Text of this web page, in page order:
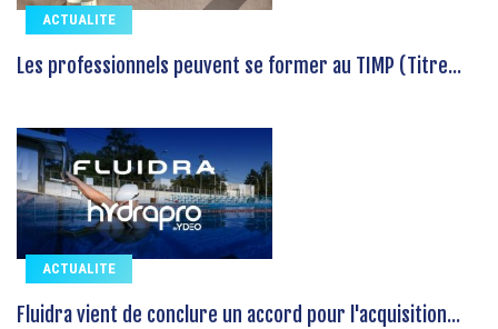
ACTUALITE
Les professionnels peuvent se former au TIMP (Titre...
ACTUALITE
Fluidra vient de conclure un accord pour l'acquisition...